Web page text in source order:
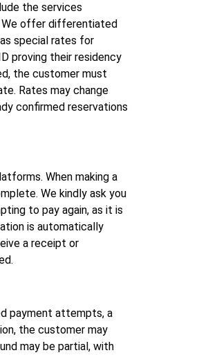
the services
We offer differentiated
special rates for
proving their residency
the customer must
Rates may change
confirmed reservations
When making a
We kindly ask you
to pay again, as it is
is automatically
a receipt or
payment attempts, a
the customer may
may be partial, with